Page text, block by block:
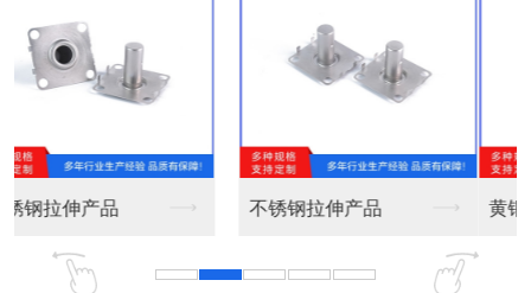
黄铜外壳镀镍Φ6*2... 镀镍黄铜外壳收口Φ5...